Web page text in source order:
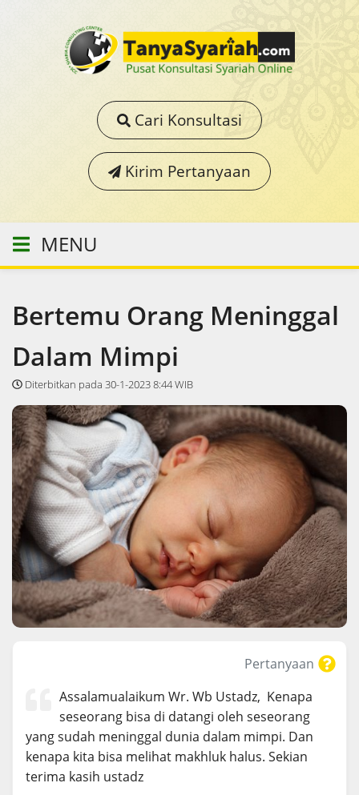
Cari Konsultasi
Kirim Pertanyaan
MENU
Bertemu Orang Meninggal
Dalam Mimpi
Diterbitkan pada 30-1-2023 8:44 WIB
Pertanyaan
Assalamualaikum Wr. Wb Ustadz, Kenapa
seseorang bisa di datangi oleh seseorang
yang sudah meninggal dunia dalam mimpi. Dan
kenapa kita bisa melihat makhluk halus. Sekian
terima kasih ustadz